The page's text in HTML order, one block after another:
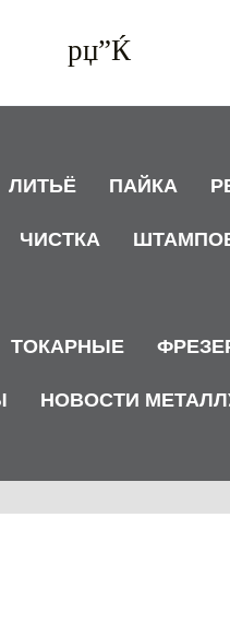
ЛИТЬЁ ПАЙКА
ЧИСТКА
ТОКАРНЫЕ
НОВОСТИ